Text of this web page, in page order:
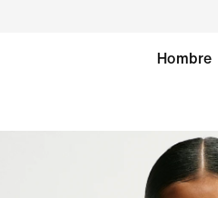
Hombre